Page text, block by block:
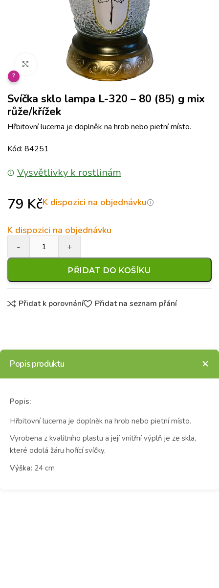
Klikněte pro zvětšení
?
Svíčka sklo lampa L-320 – 80 (85) g mix
růže/křížek
Hřbitovní lucerna je doplněk na hrob nebo pietní místo.
Kód: 84251
Vysvětlivky k rostlinám
79 KčK dispozici na objednávku
K dispozici na objednávku
PŘIDAT DO KOŠÍKU
Přidat k porovnání Přidat na seznam přání
Popis produktu
Popis:
Hřbitovní lucerna je doplněk na hrob nebo pietní místo.
Vyrobena z kvalitního plastu a její vnitřní výplň je ze skla,
které odolá žáru hořící svíčky.
Výška: 24 cm